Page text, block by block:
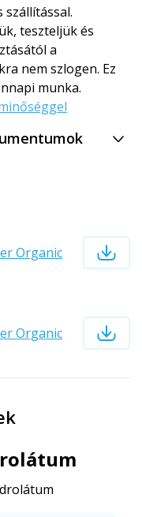
teszteljük és
a
nem szlogen. Ez
munka.
Organic
Organic